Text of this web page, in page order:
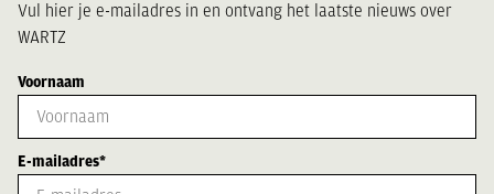
Vul hier je e-mailadres in en ontvang het laatste nieuws over
WARTZ
Voornaam
E-mailadres*